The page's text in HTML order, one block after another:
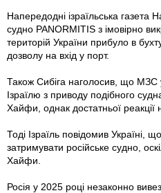
Напередодні ізраїльська газета
судно PANORMITIS з імовірно
територій України прибуло в
дозволу на вхід у порт.
Також Сибіга наголосив, що МЗС
Ізраїлю з приводу подібного
Хайфи, однак достатньої реакції
Тоді Ізраїль повідомив Україні,
затримувати російське судно,
Хайфи.
Росія у 2025 році незаконно